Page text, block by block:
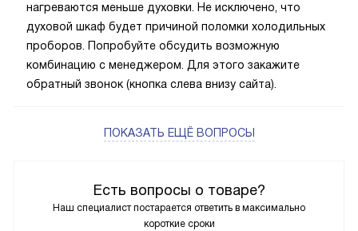
Есть вопросы о товаре?
Наш специалист постарается ответить в максимально
короткие сроки
нагреваются меньше духовки. Не исключено, что
духовой шкаф будет причиной поломки холодильных
проборов. Попробуйте обсудить возможную
комбинацию с менеджером. Для этого закажите
обратный звонок (кнопка слева внизу сайта).
ПОКАЗАТЬ ЕЩЁ ВОПРОСЫ